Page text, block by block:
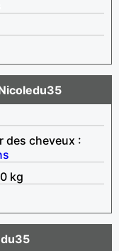
des cheveux :
kg